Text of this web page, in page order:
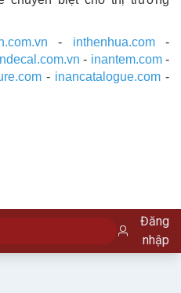
- inthenhua.com-
- inantem.com-
- inancatalogue.com -